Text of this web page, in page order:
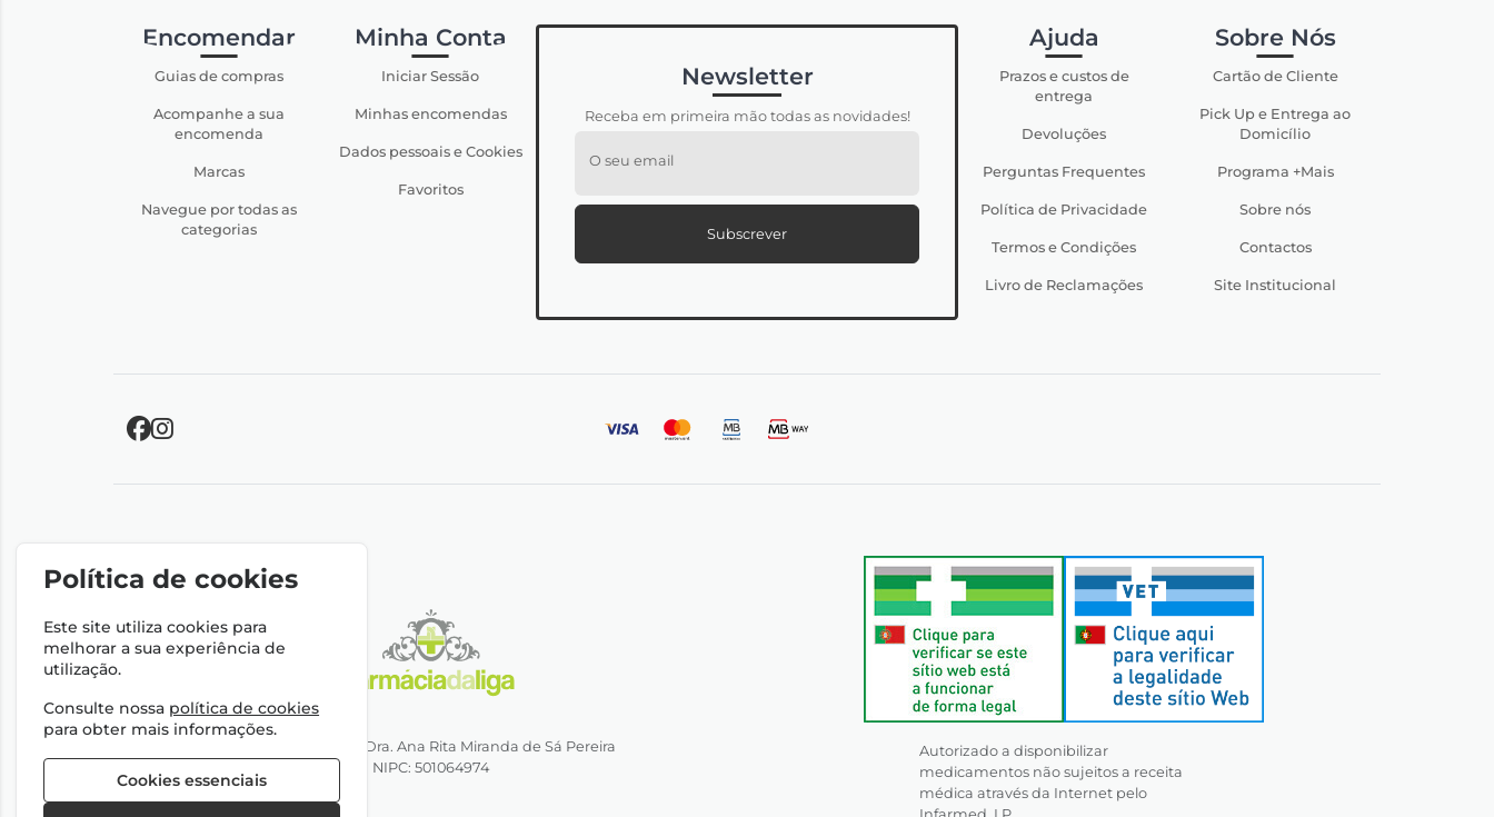
Encomendar
Guias de compras
Acompanhe a sua
encomenda
Marcas
Navegue por todas as
categorias
Minha Conta
Iniciar Sessão
Minhas encomendas
Dados pessoais e Cookies
Favoritos
Newsletter
Receba em primeira mão todas as novidades!
O seu email
Subscrever
Ajuda
Prazos e custos de
entrega
Devoluções
Perguntas Frequentes
Política de Privacidade
Termos e Condições
Livro de Reclamações
Sobre Nós
Cartão de Cliente
Pick Up e Entrega ao
Domicílio
Programa +Mais
Sobre nós
Contactos
Site Institucional
Direção Técnica: Dra. Ana Rita Miranda de Sá Pereira
NIPC: 501064974
Autorizado a disponibilizar
medicamentos não sujeitos a receita
médica através da Internet pelo
Política de cookies
Este site utiliza cookies para
melhorar a sua experiência de
utilização.
Consulte nossa política de cookies
para obter mais informações.
Cookies essenciais